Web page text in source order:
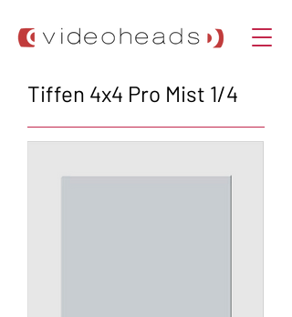
Tiffen 4x4 Pro Mist 1/4